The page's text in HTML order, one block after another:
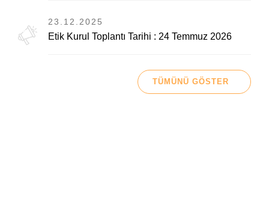
23.12.2025
Etik Kurul Toplantı Tarihi : 24 Temmuz 2026
TÜMÜNÜ GÖSTER